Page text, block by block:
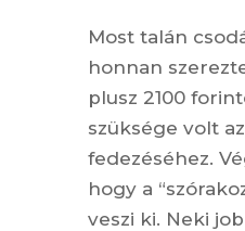
Most talán
honnan
plusz 2100
szüksége volt
fedezéséhez.
hogy a
veszi ki. Neki